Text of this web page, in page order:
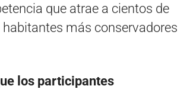
que atrae a cientos de
más conservadores
los participantes